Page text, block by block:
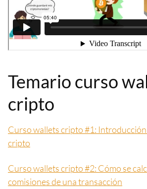
Temario curso
cripto
Curso wallets cripto #1: Introducción
cripto
Curso wallets cripto #2: Cómo se
comisiones de una transacción